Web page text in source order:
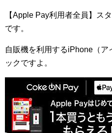
【Apple Pay利用者全員】ス
です。
自販機を利用するiPhone（ア
ックですよ。